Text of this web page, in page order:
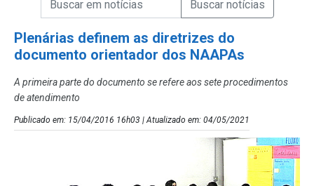
Plenárias definem as diretrizes do
documento orientador dos NAAPAs
A primeira parte do documento se refere aos sete procedimentos
de atendimento
Publicado em: 15/04/2016 16h03 | Atualizado em: 04/05/2021